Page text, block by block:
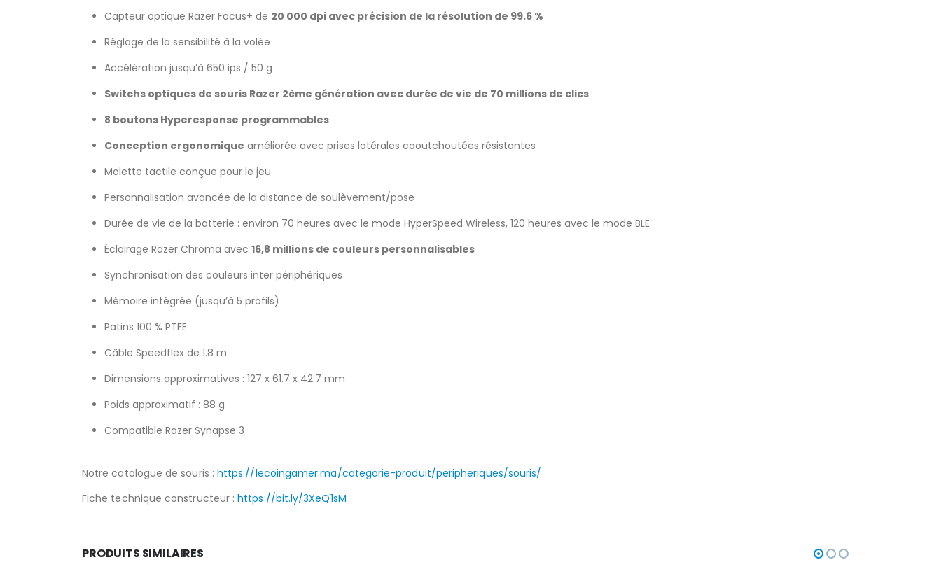
Capteur optique Razer Focus+ de 20 000 dpi avec précision de la résolution de 99.6 %
Réglage de la sensibilité à la volée
Accélération jusqu’à 650 ips / 50 g
Switchs optiques de souris Razer 2ème génération avec durée de vie de 70 millions de clics
8 boutons Hyperesponse programmables
Conception ergonomique améliorée avec prises latérales caoutchoutées résistantes
Molette tactile conçue pour le jeu
Personnalisation avancée de la distance de soulèvement/pose
Durée de vie de la batterie : environ 70 heures avec le mode HyperSpeed Wireless, 120 heures avec le mode BLE
Éclairage Razer Chroma avec 16,8 millions de couleurs personnalisables
Synchronisation des couleurs inter périphériques
Mémoire intégrée (jusqu’à 5 profils)
Patins 100 % PTFE
Câble Speedflex de 1.8 m
Dimensions approximatives : 127 x 61.7 x 42.7 mm
Poids approximatif : 88 g
Compatible Razer Synapse 3
Notre catalogue de souris : https://lecoingamer.ma/categorie-produit/peripheriques/souris/
Fiche technique constructeur :https://bit.ly/3XeQ1sM
PRODUITS SIMILAIRES